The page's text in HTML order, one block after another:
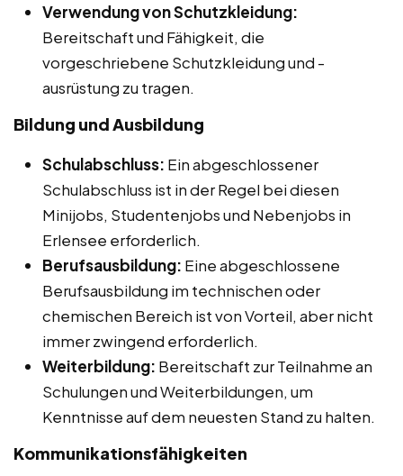
Verwendung von Schutzkleidung:
Bereitschaft und Fähigkeit, die
vorgeschriebene Schutzkleidung und -
ausrüstung zu tragen.
Bildung und Ausbildung
Schulabschluss: Ein abgeschlossener
Schulabschluss ist in der Regel bei diesen
Minijobs, Studentenjobs und Nebenjobs in
Erlensee erforderlich.
Berufsausbildung: Eine abgeschlossene
Berufsausbildung im technischen oder
chemischen Bereich ist von Vorteil, aber nicht
immer zwingend erforderlich.
Weiterbildung: Bereitschaft zur Teilnahme an
Schulungen und Weiterbildungen, um
Kenntnisse auf dem neuesten Stand zu halten.
Kommunikationsfähigkeiten